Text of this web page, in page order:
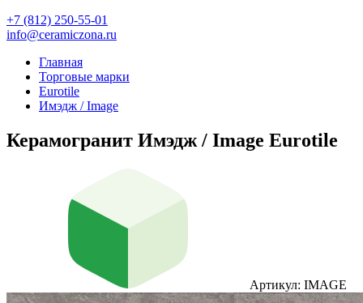
+7 (812) 250-55-01
info@ceramiczona.ru
Главная
Торговые марки
Eurotile
Имэдж / Image
Керамогранит Имэдж / Image Eurotile
Артикул: IMAGE